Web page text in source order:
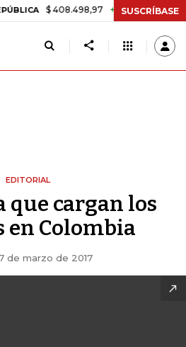
$ 408.498,97 +$ 8.753,81 +2,19%
SUSCRÍBASE
EDITORIAL
que cargan los
en Colombia
de marzo de 2017